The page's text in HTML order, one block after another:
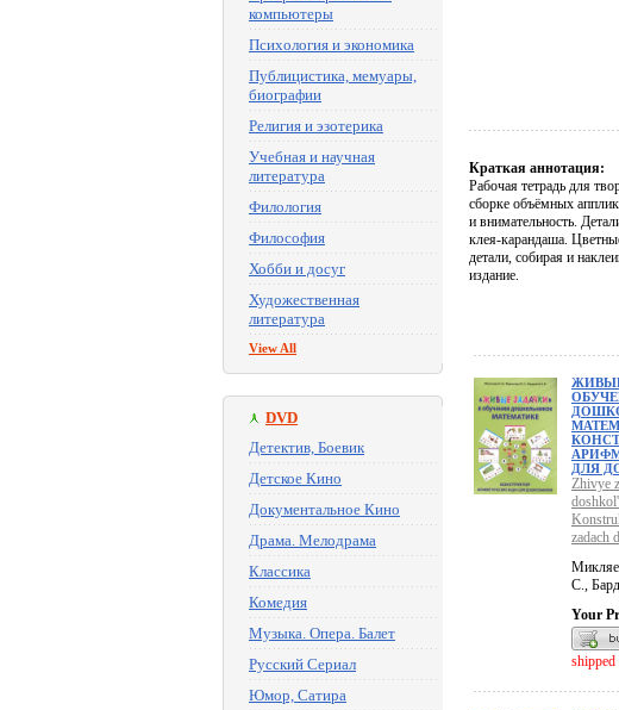
компьютеры
Психология и экономика
Публицистика, мемуары,
биографии
Религия и эзотерика
Учебная и научная
литература
Филология
Философия
Хобби и досуг
Художественная
литература
View All
DVD
Детектив, Боевик
Детское Кино
Документальное Кино
Драма. Мелодрама
Классика
Комедия
Музыка. Опера. Балет
Русский Сериал
Юмор, Сатира
Краткая аннотация:
Рабочая тетрадь для
сборке объёмных
и внимательность.
клея-карандаша.
детали, собирая и
издание.
ДЛЯ
Zhivye
zadach
С.,
Your